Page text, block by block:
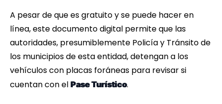
A pesar de que es gratuito y se puede hacer en
línea, este documento digital permite que las
autoridades, presumiblemente Policía y Tránsito de
los municipios de esta entidad, detengan a los
vehículos con placas foráneas para revisar si
cuentan con el Pase Turístico.